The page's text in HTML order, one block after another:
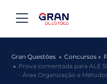
Gran Questões Concursos
Prova comentada para ALE
- Área Organização e